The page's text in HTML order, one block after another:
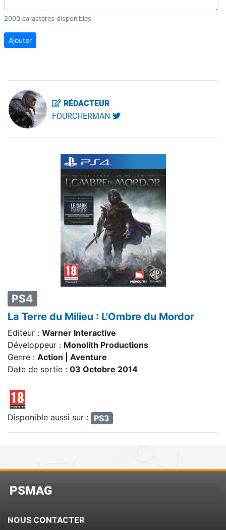
RÉDACTEUR
FOURCHERMAN
PS4
La Terre du Milieu : L'Ombre du Mordor
Editeur : Warner Interactive
Développeur : Monolith Productions
Genre : Action | Aventure
Date de sortie : 03 Octobre 2014
Disponible aussi sur : PS3
2000 caractères disponibles
Ajouter
PSMAG
NOUS CONTACTER